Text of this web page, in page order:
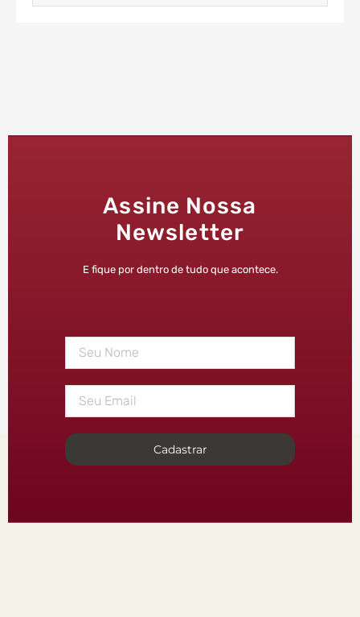
Assine Nossa
Newsletter
E fique por dentro de tudo que acontece.
Cadastrar